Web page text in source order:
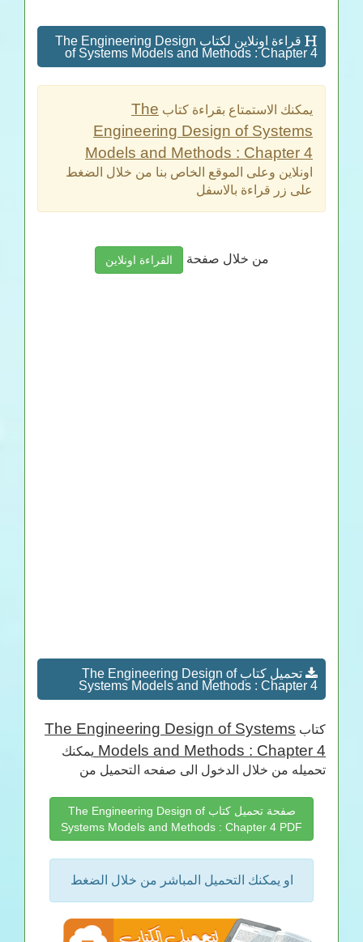
قراءة اونلاين لكتاب The Engineering Design
of Systems Models and Methods : Chapter 4
يمكنك الاستمتاع بقراءة كتاب The
Engineering Design of Systems
Models and Methods : Chapter 4
اونلاين وعلى الموقع الخاص بنا من خلال الضغط
على زر قراءة بالاسفل
من خلال صفحة القراءة اونلاين
تحميل كتاب The Engineering Design of
Systems Models and Methods : Chapter 4
كتاب The Engineering Design of Systems
Models and Methods : Chapter 4 يمكنك
تحميله من خلال الدخول الى صفحه التحميل من
صفحة تحميل كتاب The Engineering Design of
Systems Models and Methods : Chapter 4 PDF
او يمكنك التحميل المباشر من خلال الضغط